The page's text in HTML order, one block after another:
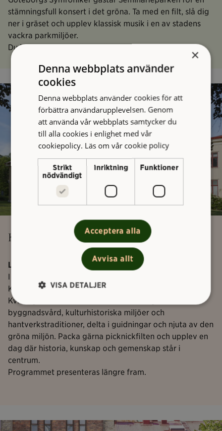
stämningsfull konsert i det gröna. Ta med en filt, slå dig
ner i gräset och upplev klassisk musik i en av stadens
vackra parkmiljöer.
Du behöver ingen biljett till det här evenemanget.
Kulturarvsdagen på Kvibergsnäs Landeri
Lördag 12 september kl. 11–15
I samband med Kulturarvsdagen, som i år har temat
Kulturarv värt att värna, bjuder vi in till en dag på
Kvibergsnäs Landeri. Här kan du lära dig mer om
byggnadsvård, kulturhistoriska miljöer och
hantverkstraditioner, delta i guidningar och njuta av den
gröna miljön. Packa gärna picknickfilten och upplev en
dag där historia, kunskap och gemenskap står i
centrum.
Programmet presenteras längre fram.
×
Denna webbplats använder
cookies
Denna webbplats använder cookies för att
förbättra användarupplevelsen. Genom
att använda vår webbplats samtycker du
till alla cookies i enlighet med vår
cookiepolicy. Läs om vår cookie policy
Strikt
nödvändigt
Inriktning Funktioner
Acceptera alla
Avvisa allt
VISA DETALJER